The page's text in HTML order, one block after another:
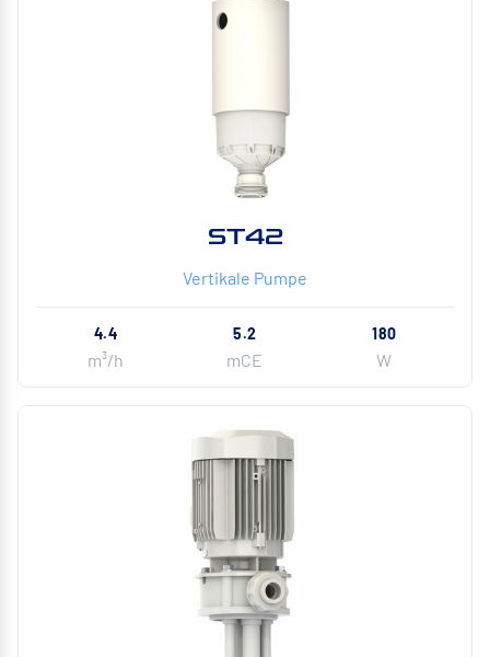
ST42
Vertikale Pumpe
4.4
m³/h
5.2
mCE
180
W